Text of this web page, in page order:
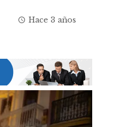
Hace 3 años